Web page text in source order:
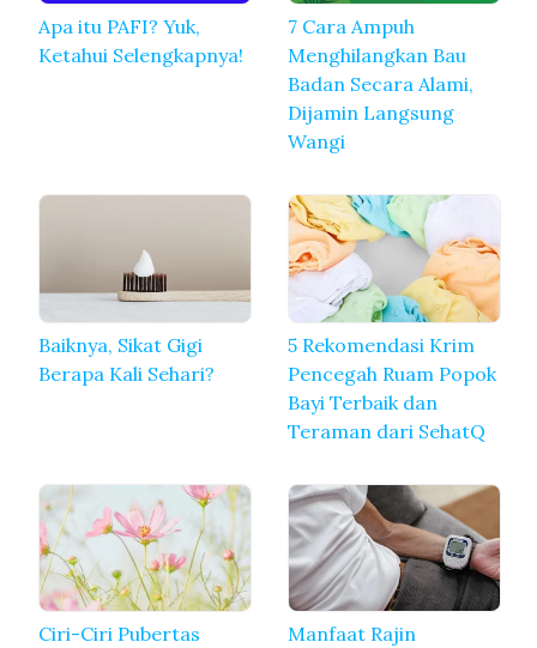
Apa itu PAFI? Yuk,
Ketahui Selengkapnya!
7 Cara Ampuh
Menghilangkan Bau
Badan Secara Alami,
Dijamin Langsung
Wangi
Baiknya, Sikat Gigi
Berapa Kali Sehari?
5 Rekomendasi Krim
Pencegah Ruam Popok
Bayi Terbaik dan
Teraman dari SehatQ
Ciri-Ciri Pubertas
Manfaat Rajin